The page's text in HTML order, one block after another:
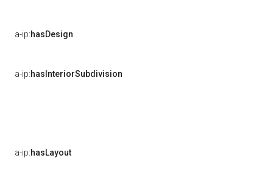
a-ip:hasDesign
a-ip:hasInteriorSubdivision
a-ip:hasLayout